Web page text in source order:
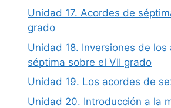
Unidad 17. Acordes de
grado
Unidad 18. Inversiones de los
séptima sobre el VII grado
Unidad 19. Los acordes de
Unidad 20. Introducción a la